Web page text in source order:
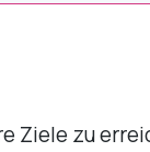
Ziele zu